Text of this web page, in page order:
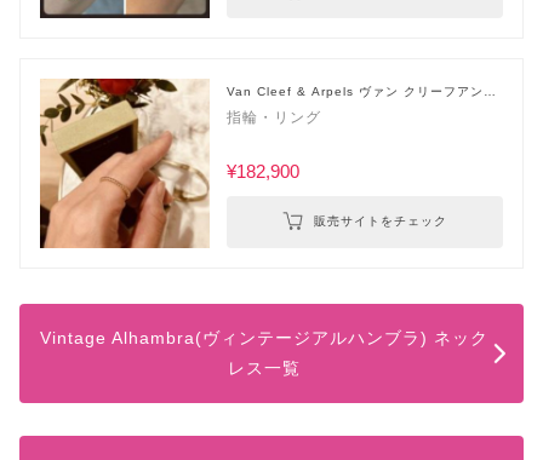
Van Cleef & Arpels ヴァン クリーフアンド
アーペル
指輪・リング
¥182,900
販売サイトをチェック
Vintage Alhambra(ヴィンテージアルハンブラ) ネック
レス一覧